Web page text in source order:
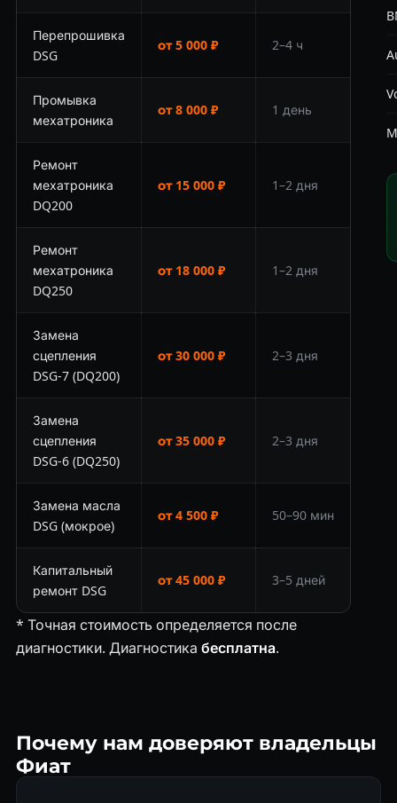
Перепрошивка
DSG
от 5 000 ₽ 2–4 ч
Промывка
мехатроника
от 8 000 ₽ 1 день
Ремонт
мехатроника
DQ200
от 15 000 ₽ 1–2 дня
Ремонт
мехатроника
DQ250
от 18 000 ₽ 1–2 дня
Замена
сцепления
DSG-7 (DQ200)
от 30 000 ₽ 2–3 дня
Замена
сцепления
DSG-6 (DQ250)
от 35 000 ₽ 2–3 дня
Замена масла
DSG (мокрое)
от 4 500 ₽ 50–90 мин
Капитальный
ремонт DSG
от 45 000 ₽ 3–5 дней
* Точная стоимость определяется после
диагностики. Диагностика бесплатна.
Почему нам доверяют владельцы
Фиат